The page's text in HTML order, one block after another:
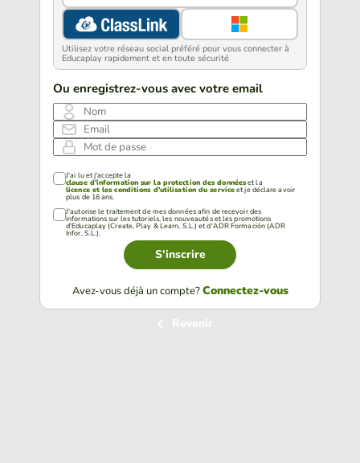
Utilisez votre réseau social préféré pour vous connecter à
Educaplay rapidement et en toute sécurité
Ou enregistrez-vous avec votre email
Nom
Email
Mot de passe
J'ai lu et j'accepte la
clause d'information sur la protection des donnéeset la
licence et les conditions d'utilisation du serviceet je déclare avoir
plus de 16 ans.
J'autorise le traitement de mes données afin de recevoir des
informations sur les tutoriels, les nouveautés et les promotions
d'Educaplay (Create, Play & Learn, S.L.) et d'ADR Formación (ADR
Infor, S.L.).
S'inscrire
Avez-vous déjà un compte?Connectez-vous
Revenir